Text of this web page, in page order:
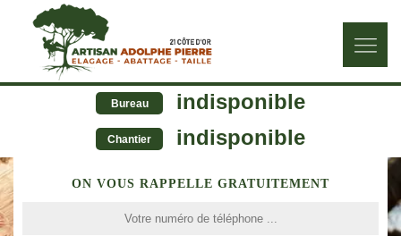
Bureau indisponible
Chantier indisponible
ON VOUS RAPPELLE GRATUITEMENT